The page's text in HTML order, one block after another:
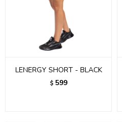
LENERGY SHORT - BLACK
$ 599